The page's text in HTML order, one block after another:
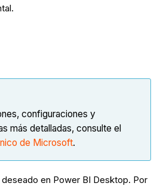
configuraciones y
más detalladas, consulte el
de Microsoft.
en Power BI Desktop. Por